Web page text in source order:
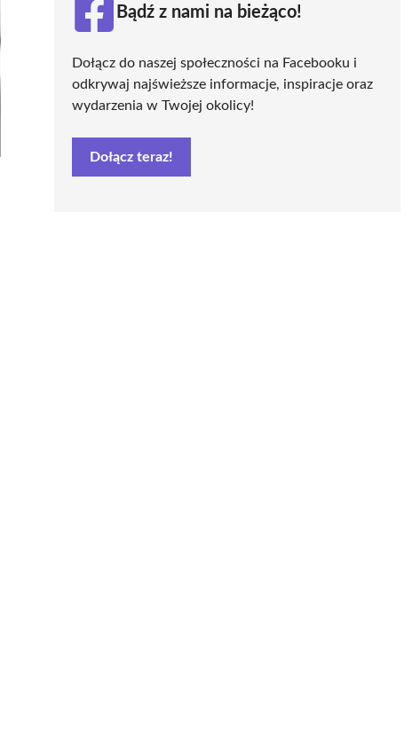
Bądź z nami na bieżąco!
Dołącz do naszej społeczności na Facebooku i
odkrywaj najświeższe informacje, inspiracje oraz
wydarzenia w Twojej okolicy!
Dołącz teraz!